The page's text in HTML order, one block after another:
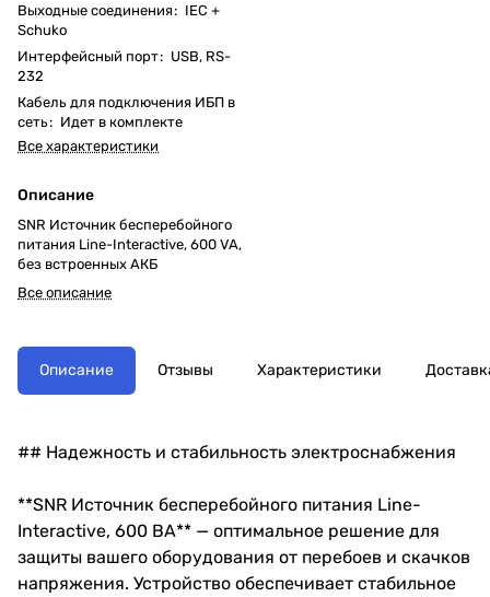
Выходные соединения: IEC +
Schuko
Интерфейсный порт: USB, RS-
232
Кабель для подключения ИБП в
сеть: Идет в комплекте
Все характеристики
Описание
SNR Источник бесперебойного
питания Line-Interactive, 600 VA,
без встроенных АКБ
Все описание
Описание Отзывы Характеристики
## Надежность и стабильность электроснабжения
**SNR Источник бесперебойного питания Line-
Interactive, 600 ВА** — оптимальное решение для
защиты вашего оборудования от перебоев и скачков
напряжения. Устройство обеспечивает стабильное